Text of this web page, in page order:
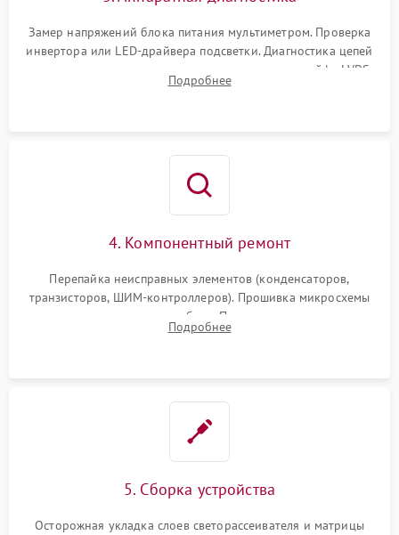
Замер напряжений блока питания мультиметром. Проверка
инвертора или LED-драйвера подсветки. Диагностика цепей
питания скалера и тестирование сигналов на шлейфе LVDS
Подробнее
4. Компонентный ремонт
Перепайка неисправных элементов (конденсаторов,
транзисторов, ШИМ-контроллеров). Прошивка микросхемы
памяти при программных сбоях. При поломке подсветки —
разборка матрицы и замена выгоревших светодиодов.
Подробнее
5. Сборка устройства
Осторожная укладка слоев светорассеивателя и матрицы